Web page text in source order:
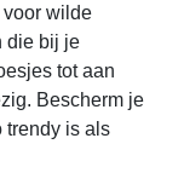
voor wilde
die bij je
tot aan
Bescherm je
trendy is als